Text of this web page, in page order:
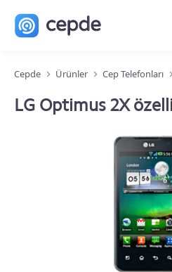
Cepde Ürünler Cep Telefonları
LG Optimus 2X